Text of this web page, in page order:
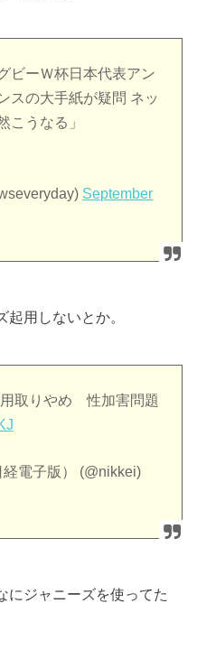
ビーＷ杯日本代表アン
スの大手紙が疑問 ネッ
こうなる」
September
用しないとか。
取りやめ 性加害問題
電子版） (@nikkei)
にジャニーズを使ってた